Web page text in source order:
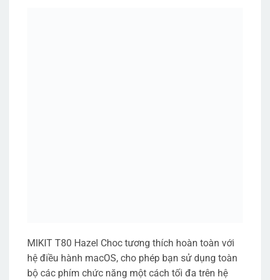
MIKIT T80 Hazel Choc tương thích hoàn toàn với
hệ điều hành macOS, cho phép bạn sử dụng toàn
bộ các phím chức năng một cách tối đa trên hệ